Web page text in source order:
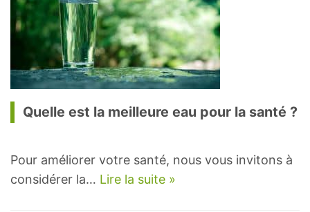
Quelle est la meilleure eau pour la santé ?
Pour améliorer votre santé, nous vous invitons à
considérer la… Lire la suite »